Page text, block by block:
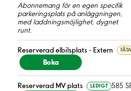
Abonnemang för en egen specifik
parkeringsplats på anläggningen,
med laddningsmöjlighet, dygnet
runt.
Reserverad elbilsplats - Extern
Boka
Reserverad MV plats LEDIGT 585